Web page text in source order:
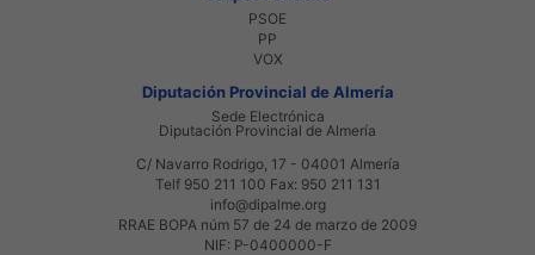
PSOE
PP
VOX
Diputación Provincial de Almería
Sede Electrónica
Diputación Provincial de Almería
C/ Navarro Rodrigo, 17 - 04001 Almería
Telf 950 211 100 Fax: 950 211 131
info@dipalme.org
RRAE BOPA núm 57 de 24 de marzo de 2009
NIF: P-0400000-F